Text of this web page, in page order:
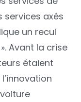
services axés
un recul
Avant la crise
étaient